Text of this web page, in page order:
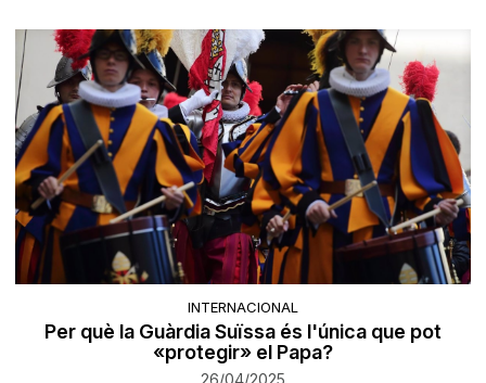
INTERNACIONAL
Per què la Guàrdia Suïssa és l'única que pot
«protegir» el Papa?
26/04/2025